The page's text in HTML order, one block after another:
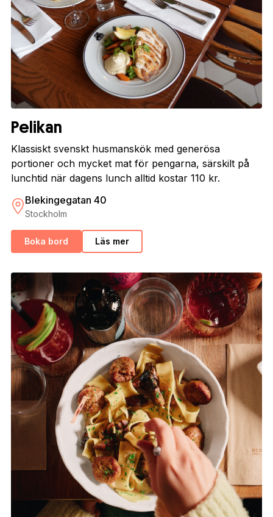
Pelikan
Klassiskt svenskt husmanskök med generösa
portioner och mycket mat för pengarna, särskilt på
lunchtid när dagens lunch alltid kostar 110 kr.
Blekingegatan 40
Stockholm
Boka bord Läs mer